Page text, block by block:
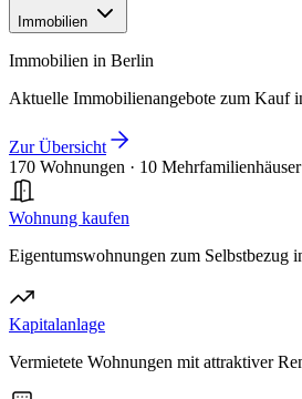
Immobilien
Immobilien in Berlin
Aktuelle Immobilienangebote zum Kauf
Zur Übersicht
170 Wohnungen · 10 Mehrfamilienhäuser
Wohnung kaufen
Eigentumswohnungen zum Selbstbezug
Kapitalanlage
Vermietete Wohnungen mit attraktiver